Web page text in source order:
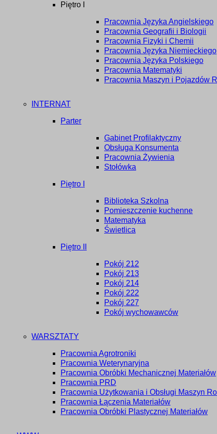
Piętro I
Pracownia Języka Angielskiego
Pracownia Geografii i Biologii
Pracownia Fizyki i Chemii
Pracownia Języka Niemieckiego
Pracownia Języka Polskiego
Pracownia Matematyki
Pracownia Maszyn i Pojazdów
INTERNAT
Parter
Gabinet Profilaktyczny
Obsługa Konsumenta
Pracownia Żywienia
Stołówka
Piętro I
Biblioteka Szkolna
Pomieszczenie kuchenne
Matematyka
Świetlica
Piętro II
Pokój 212
Pokój 213
Pokój 214
Pokój 222
Pokój 227
Pokój wychowawców
WARSZTATY
Pracownia Agrotroniki
Pracownia Weterynaryjna
Pracownia Obróbki Mechanicznej Materiałów
Pracownia PRD
Pracownia Użytkowania i Obsługi Maszyn
Pracownia Łączenia Materiałów
Pracownia Obróbki Plastycznej Materiałów